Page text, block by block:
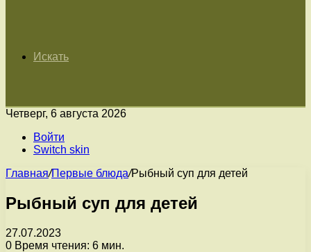
Искать
Четверг, 6 августа 2026
Войти
Switch skin
Главная/Первые блюда/Рыбный суп для детей
Рыбный суп для детей
27.07.2023
0 Время чтения: 6 мин.